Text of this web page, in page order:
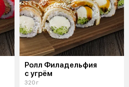
Ролл Филадельфия
с угрём
320 г